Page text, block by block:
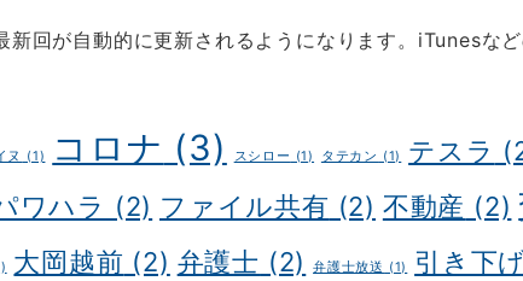
回が自動的に更新されるようになります。iTunesな
ヌ (1) コロナ (3) スシロー (1) タテカン (1) テスラ
ワハラ (2) ファイル共有 (2) 不動産 (2)
大岡越前 (2) 弁護士 (2) 弁護士放送 (1) 引き下